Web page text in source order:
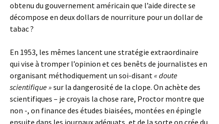
obtenu du gouvernement américain que l’aide directe se
décompose en deux dollars de nourriture pour un dollar de
tabac ?
En 1953, les mêmes lancent une stratégie extraordinaire
qui vise à tromper l’opinion et ces benêts de journalistes en
organisant méthodiquement un soi-disant« doute
scientifique » sur la dangerosité de la clope. On achète des
scientifiques – je croyais la chose rare, Proctor montre que
non -, on finance des études biaisées, montées en épingle
ensuite dans les journaux adéquats, et de la sorte on crée du